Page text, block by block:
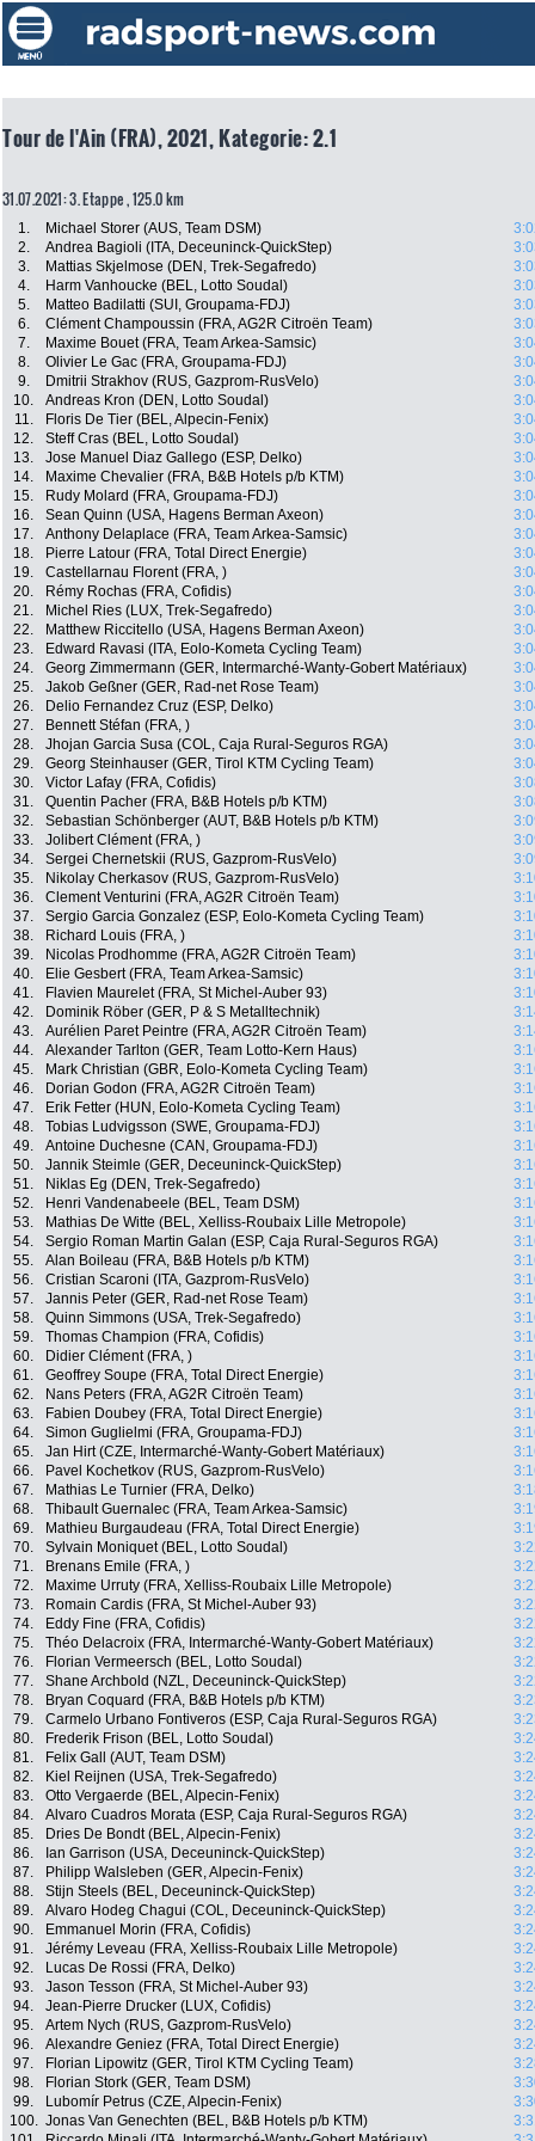
Tour de l'Ain (FRA), 2021, Kategorie: 2.1
31.07.2021: 3. Etappe , 125.0 km
1. Michael Storer (AUS, Team DSM)
2.
Andrea Bagioli (ITA, Deceuninck-QuickStep)
3.
Mattias Skjelmose (DEN, Trek-Segafredo)
4.
Harm Vanhoucke (BEL, Lotto Soudal)
5.
Matteo Badilatti (SUI, Groupama-FDJ)
6.
Clément Champoussin (FRA, AG2R Citroën Team)
7.
Maxime Bouet (FRA, Team Arkea-Samsic)
8.
Olivier Le Gac (FRA, Groupama-FDJ)
9.
Dmitrii Strakhov (RUS, Gazprom-RusVelo)
10.
Andreas Kron (DEN, Lotto Soudal)
11.
Floris De Tier (BEL, Alpecin-Fenix)
12.
Steff Cras (BEL, Lotto Soudal)
13.
Jose Manuel Diaz Gallego (ESP, Delko)
14.
Maxime Chevalier (FRA, B&B Hotels p/b KTM)
15.
Rudy Molard (FRA, Groupama-FDJ)
16.
Sean Quinn (USA, Hagens Berman Axeon)
17.
Anthony Delaplace (FRA, Team Arkea-Samsic)
18.
Pierre Latour (FRA, Total Direct Energie)
19.
Castellarnau Florent (FRA, )
20.
Rémy Rochas (FRA, Cofidis)
21.
Michel Ries (LUX, Trek-Segafredo)
22.
Matthew Riccitello (USA, Hagens Berman Axeon)
23.
Edward Ravasi (ITA, Eolo-Kometa Cycling Team)
24.
Georg Zimmermann (GER, Intermarché-Wanty-Gobert Matériaux)
25.
Jakob Geßner (GER, Rad-net Rose Team)
26.
Delio Fernandez Cruz (ESP, Delko)
27.
Bennett Stéfan (FRA, )
28.
Jhojan Garcia Susa (COL, Caja Rural-Seguros RGA)
29.
Georg Steinhauser (GER, Tirol KTM Cycling Team)
30.
Victor Lafay (FRA, Cofidis)
31.
Quentin Pacher (FRA, B&B Hotels p/b KTM)
32.
Sebastian Schönberger (AUT, B&B Hotels p/b KTM)
33.
Jolibert Clément (FRA, )
34.
Sergei Chernetskii (RUS, Gazprom-RusVelo)
35.
Nikolay Cherkasov (RUS, Gazprom-RusVelo)
36.
Clement Venturini (FRA, AG2R Citroën Team)
37.
Sergio Garcia Gonzalez (ESP, Eolo-Kometa Cycling Team)
38.
Richard Louis (FRA, )
39.
Nicolas Prodhomme (FRA, AG2R Citroën Team)
40.
Elie Gesbert (FRA, Team Arkea-Samsic)
41.
Flavien Maurelet (FRA, St Michel-Auber 93)
42.
Dominik Röber (GER, P & S Metalltechnik)
43.
Aurélien Paret Peintre (FRA, AG2R Citroën Team)
44.
Alexander Tarlton (GER, Team Lotto-Kern Haus)
45.
Mark Christian (GBR, Eolo-Kometa Cycling Team)
46.
Dorian Godon (FRA, AG2R Citroën Team)
47.
Erik Fetter (HUN, Eolo-Kometa Cycling Team)
48.
Tobias Ludvigsson (SWE, Groupama-FDJ)
49.
Antoine Duchesne (CAN, Groupama-FDJ)
50.
Jannik Steimle (GER, Deceuninck-QuickStep)
51.
Niklas Eg (DEN, Trek-Segafredo)
52.
Henri Vandenabeele (BEL, Team DSM)
53.
Mathias De Witte (BEL, Xelliss-Roubaix Lille Metropole)
54.
Sergio Roman Martin Galan (ESP, Caja Rural-Seguros RGA)
55.
Alan Boileau (FRA, B&B Hotels p/b KTM)
56.
Cristian Scaroni (ITA, Gazprom-RusVelo)
57.
Jannis Peter (GER, Rad-net Rose Team)
58.
Quinn Simmons (USA, Trek-Segafredo)
59.
Thomas Champion (FRA, Cofidis)
60.
Didier Clément (FRA, )
61.
Geoffrey Soupe (FRA, Total Direct Energie)
62.
Nans Peters (FRA, AG2R Citroën Team)
63.
Fabien Doubey (FRA, Total Direct Energie)
64.
Simon Guglielmi (FRA, Groupama-FDJ)
65.
Jan Hirt (CZE, Intermarché-Wanty-Gobert Matériaux)
66.
Pavel Kochetkov (RUS, Gazprom-RusVelo)
67.
Mathias Le Turnier (FRA, Delko)
68.
Thibault Guernalec (FRA, Team Arkea-Samsic)
69.
Mathieu Burgaudeau (FRA, Total Direct Energie)
70.
Sylvain Moniquet (BEL, Lotto Soudal)
71.
Brenans Emile (FRA, )
72.
Maxime Urruty (FRA, Xelliss-Roubaix Lille Metropole)
73.
Romain Cardis (FRA, St Michel-Auber 93)
74.
Eddy Fine (FRA, Cofidis)
75.
Théo Delacroix (FRA, Intermarché-Wanty-Gobert Matériaux)
76.
Florian Vermeersch (BEL, Lotto Soudal)
77.
Shane Archbold (NZL, Deceuninck-QuickStep)
78.
Bryan Coquard (FRA, B&B Hotels p/b KTM)
79.
Carmelo Urbano Fontiveros (ESP, Caja Rural-Seguros RGA)
80.
Frederik Frison (BEL, Lotto Soudal)
81.
Felix Gall (AUT, Team DSM)
82.
Kiel Reijnen (USA, Trek-Segafredo)
83.
Otto Vergaerde (BEL, Alpecin-Fenix)
84.
Alvaro Cuadros Morata (ESP, Caja Rural-Seguros RGA)
85.
Dries De Bondt (BEL, Alpecin-Fenix)
86.
Ian Garrison (USA, Deceuninck-QuickStep)
87.
Philipp Walsleben (GER, Alpecin-Fenix)
88.
Stijn Steels (BEL, Deceuninck-QuickStep)
89.
Alvaro Hodeg Chagui (COL, Deceuninck-QuickStep)
90.
Emmanuel Morin (FRA, Cofidis)
91.
Jérémy Leveau (FRA, Xelliss-Roubaix Lille Metropole)
92.
Lucas De Rossi (FRA, Delko)
93.
Jason Tesson (FRA, St Michel-Auber 93)
94.
Jean-Pierre Drucker (LUX, Cofidis)
95.
Artem Nych (RUS, Gazprom-RusVelo)
96.
Alexandre Geniez (FRA, Total Direct Energie)
97.
Florian Lipowitz (GER, Tirol KTM Cycling Team)
98.
Florian Stork (GER, Team DSM)
99.
Lubomír Petrus (CZE, Alpecin-Fenix)
100. Jonas Van Genechten (BEL, B&B Hotels p/b KTM)